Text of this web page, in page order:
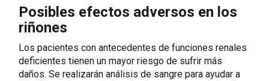
Posibles efectos adversos en los
riñones
Los pacientes con antecedentes de funciones renales
deficientes tienen un mayor riesgo de sufrir más
daños. Se realizarán análisis de sangre para ayudar a